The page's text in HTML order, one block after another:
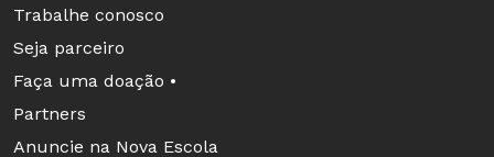
Trabalhe conosco
Seja parceiro
Faça uma doação •
Partners
Anuncie na Nova Escola